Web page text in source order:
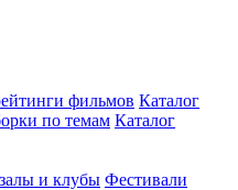
фильмов Каталог
по темам Каталог
и клубы Фестивали